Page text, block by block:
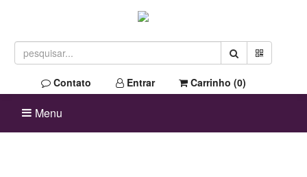
Contato Entrar Carrinho (0)
Menu